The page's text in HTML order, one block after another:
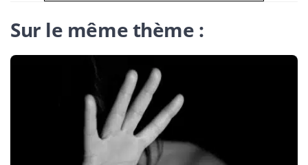
Sur le même thème :